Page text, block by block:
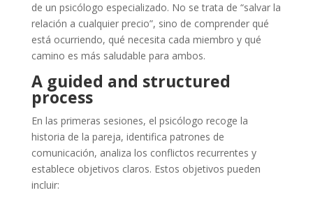
de un psicólogo especializado. No se trata de “salvar la
relación a cualquier precio”, sino de comprender qué
está ocurriendo, qué necesita cada miembro y qué
camino es más saludable para ambos.
A guided and structured
process
En las primeras sesiones, el psicólogo recoge la
historia de la pareja, identifica patrones de
comunicación, analiza los conflictos recurrentes y
establece objetivos claros. Estos objetivos pueden
incluir: